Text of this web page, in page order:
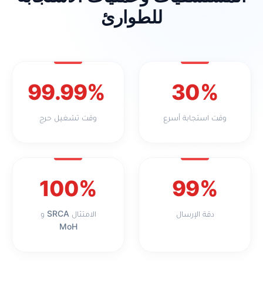
للطوارئ
30%
وقت استجابة أسرع
99.99%
وقت تشغيل حرج
99%
دقة الإرسال
100%
الامتثال SRCA و
MoH